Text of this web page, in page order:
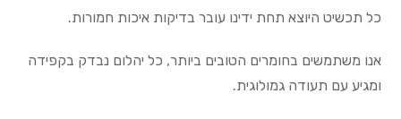
כל תכשיט היוצא תחת ידינו עובר בדיקות איכות חמורות.
אנו משתמשים בחומרים הטובים ביותר, כל יהלום נבדק בקפידה
ומגיע עם תעודה גמולוגית.